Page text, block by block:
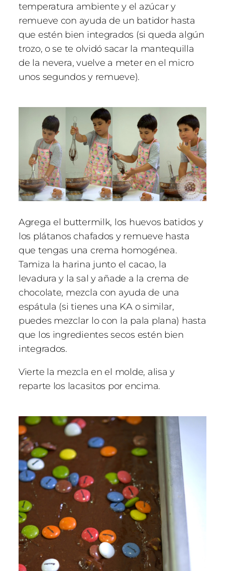
temperatura ambiente y el azúcar y
remueve con ayuda de un batidor hasta
que estén bien integrados (si queda algún
trozo, o se te olvidó sacar la mantequilla
de la nevera, vuelve a meter en el micro
unos segundos y remueve).
Agrega el buttermilk, los huevos batidos y
los plátanos chafados y remueve hasta
que tengas una crema homogénea.
Tamiza la harina junto el cacao, la
levadura y la sal y añade a la crema de
chocolate, mezcla con ayuda de una
espátula (si tienes una KA o similar,
puedes mezclar lo con la pala plana) hasta
que los ingredientes secos estén bien
integrados.
Vierte la mezcla en el molde, alisa y
reparte los lacasitos por encima.